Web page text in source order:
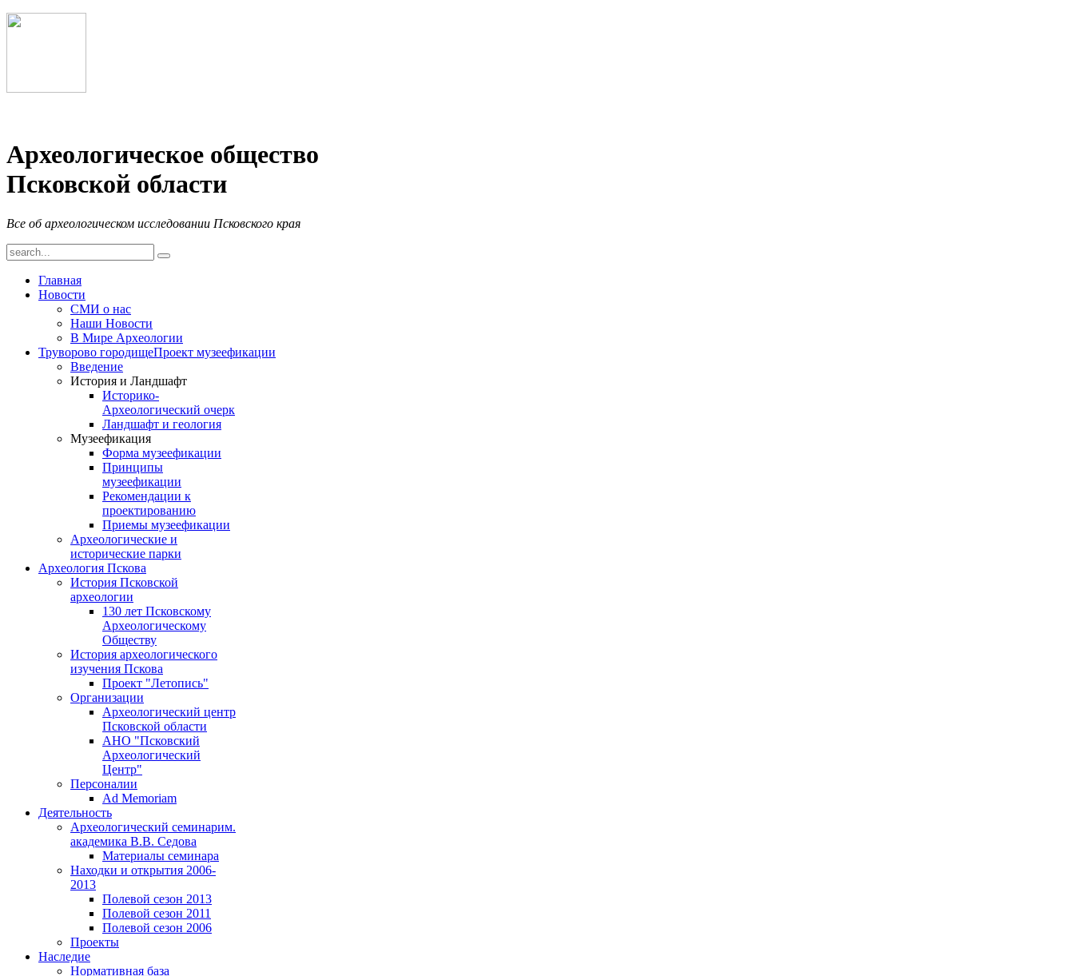
Археологическое общество
Псковской области
Все об археологическом исследовании Псковского края
Главная
Новости
СМИ о нас
Наши Новости
В Мире Археологии
Труворово городищеПроект музеефикации
Введение
История и Ландшафт
Историко-
Археологический очерк
Ландшафт и геология
Музеефикация
Форма музеефикации
Принципы
музеефикации
Рекомендации к
проектированию
Приемы музеефикации
Археологические и
исторические парки
Археология Пскова
История Псковской
археологии
130 лет Псковскому
Археологическому
Обществу
История археологического
изучения Пскова
Проект "Летопись"
Организации
Археологический центр
Псковской области
АНО "Псковский
Археологический
Центр"
Персоналии
Ad Memoriam
Деятельность
Археологический семинарим.
академика В.В. Седова
Материалы семинара
Находки и открытия 2006-
2013
Полевой сезон 2013
Полевой сезон 2011
Полевой сезон 2006
Проекты
Наследие
Нормативная база